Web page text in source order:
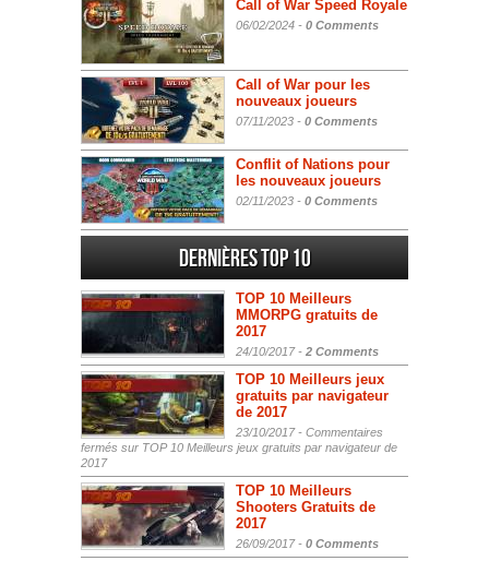
Call of War Speed Royale
06/02/2024 - 0 Comments
Call of War pour les
nouveaux joueurs
07/11/2023 - 0 Comments
Conflit of Nations pour
les nouveaux joueurs
02/11/2023 - 0 Comments
Dernières Top 10
TOP 10 Meilleurs
MMORPG gratuits de
2017
24/10/2017 - 2 Comments
TOP 10 Meilleurs jeux
gratuits par navigateur
de 2017
23/10/2017 - Commentaires
fermés sur TOP 10 Meilleurs jeux gratuits par navigateur de
2017
TOP 10 Meilleurs
Shooters Gratuits de
2017
26/09/2017 - 0 Comments